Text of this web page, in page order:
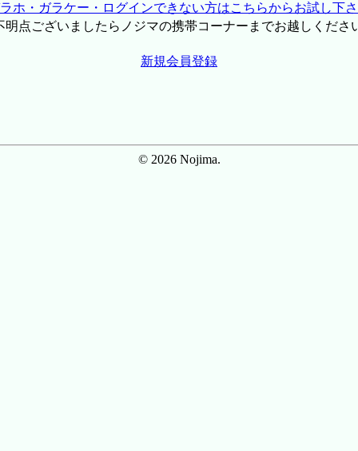
ホ・ガラケー・ログインできない方はこちらからお試し下
点ございましたらノジマの携帯コーナーまでお越しくださ
新規会員登録
© 2026 Nojima.